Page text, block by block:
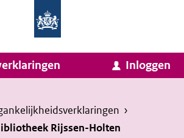
van
Zaken
en
Homepage
van
Invulassistent
Toegankelijkheidsverklaring
Inloggen
›
Rijssen-Holten